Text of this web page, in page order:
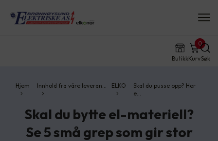
ButikkKurv
0
Søk
Hjem Innhold fra våre leveran… ELKO
Skal du pusse opp? Her
e…
Skal du bytte el-materiell?
Se 5 små grep som gir stor